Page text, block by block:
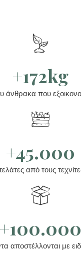
+172kg
άνθρακα που
+45.000
από τους
+100.000
αποστέλλονται με